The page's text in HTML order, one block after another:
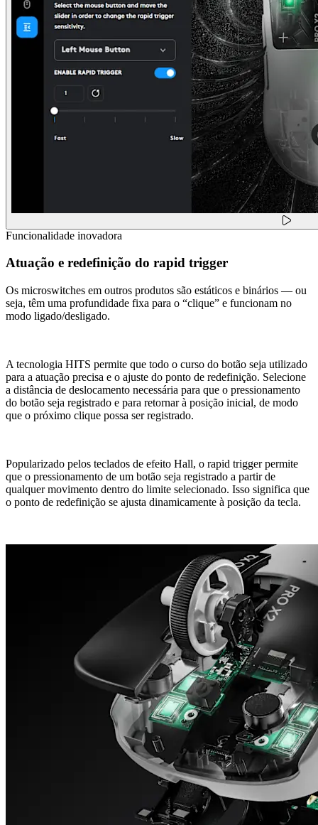
Funcionalidade inovadora
Atuação e redefinição do rapid trigger
Os microswitches em outros produtos são estáticos e binários — ou
seja, têm uma profundidade fixa para o “clique” e funcionam no
modo ligado/desligado.
A tecnologia HITS permite que todo o curso do botão seja utilizado
para a atuação precisa e o ajuste do ponto de redefinição. Selecione
a distância de deslocamento necessária para que o pressionamento
do botão seja registrado e para retornar à posição inicial, de modo
que o próximo clique possa ser registrado.
Popularizado pelos teclados de efeito Hall, o rapid trigger permite
que o pressionamento de um botão seja registrado a partir de
qualquer movimento dentro do limite selecionado. Isso significa que
o ponto de redefinição se ajusta dinamicamente à posição da tecla.